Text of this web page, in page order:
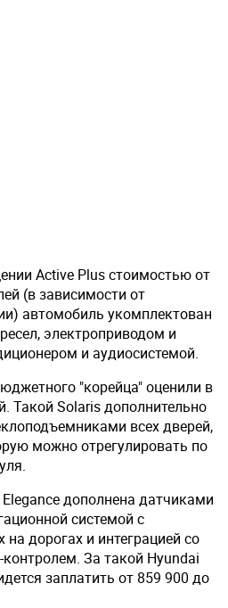
Active Plus стоимостью от
(в зависимости от
автомобиль укомплектован
электроприводом и
и аудиосистемой.
"корейца" оценили в
Такой Solaris дополнительно
всех дверей,
можно отрегулировать по
дополнена датчиками
системой с
дорогах и интеграцией со
За такой Hyundai
заплатить от 859 900 до